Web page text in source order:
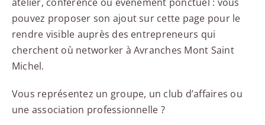
pouvez proposer son ajout sur cette page pour le
rendre visible auprès des entrepreneurs qui
cherchent où networker à Avranches Mont Saint
Michel.
Vous représentez un groupe, un club d’affaires ou
une association professionnelle ?